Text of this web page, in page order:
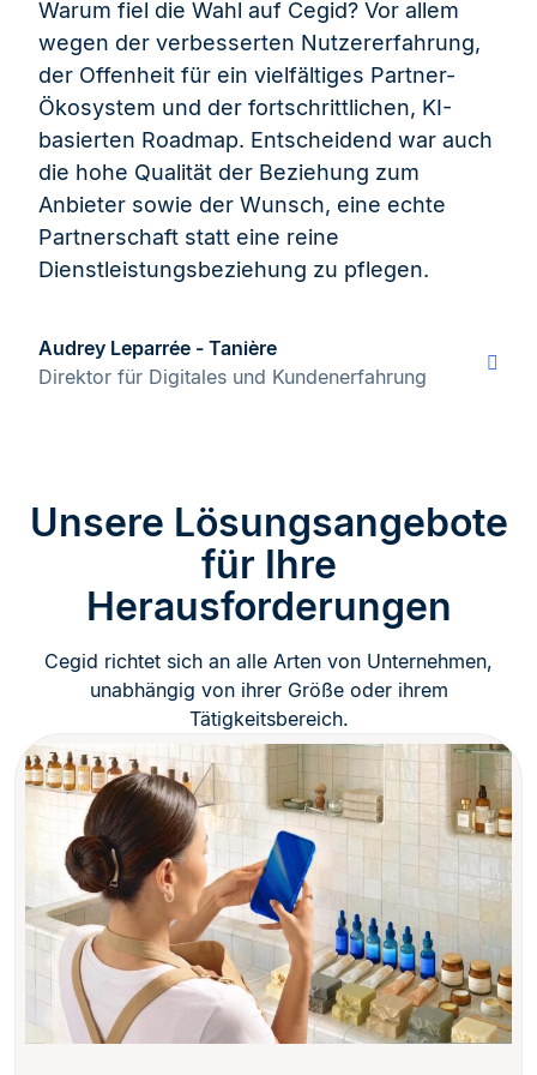
Warum fiel die Wahl auf Cegid? Vor allem
wegen der verbesserten Nutzererfahrung,
der Offenheit für ein vielfältiges Partner-
Ökosystem und der fortschrittlichen, KI-
basierten Roadmap. Entscheidend war auch
die hohe Qualität der Beziehung zum
Anbieter sowie der Wunsch, eine echte
Partnerschaft statt eine reine
Dienstleistungsbeziehung zu pflegen.
Audrey Leparrée - Tanière
Direktor für Digitales und Kundenerfahrung
Unsere Lösungsangebote
für Ihre
Herausforderungen
Cegid richtet sich an alle Arten von Unternehmen,
unabhängig von ihrer Größe oder ihrem
Tätigkeitsbereich.